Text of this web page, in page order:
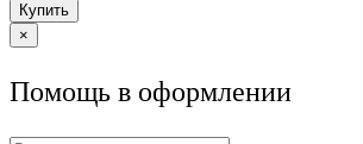
Купить
×
Помощь в оформлении